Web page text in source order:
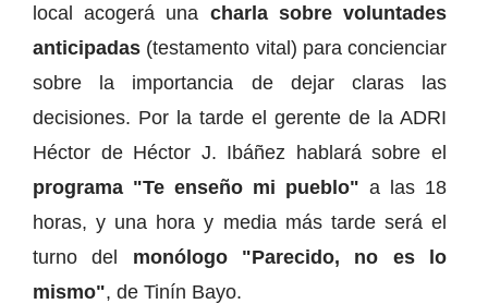
local acogerá una charla sobre voluntades
anticipadas (testamento vital) para concienciar
sobre la importancia de dejar claras las
decisiones. Por la tarde el gerente de la ADRI
Héctor de Héctor J. Ibáñez hablará sobre el
programa "Te enseño mi pueblo" a las 18
horas, y una hora y media más tarde será el
turno del monólogo "Parecido, no es lo
mismo", de Tinín Bayo.